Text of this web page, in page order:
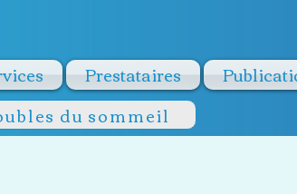
Prestataires
du sommeil